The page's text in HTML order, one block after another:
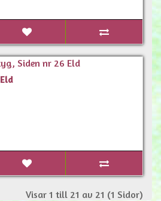
Visar 1 till 21 av 21 (1 Sidor)